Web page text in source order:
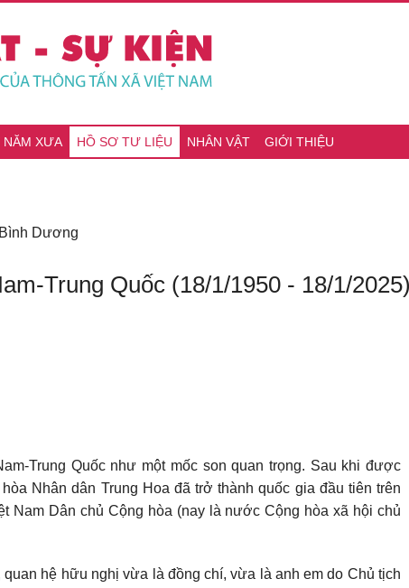
NĂM XƯA HỒ SƠ TƯ LIỆU NHÂN VẬT GIỚI THIỆU
Dương
Trung Quốc (18/1/1950 - 18/1/2025)
Trung Quốc như một mốc son quan trọng. Sau khi được
Nhân dân Trung Hoa đã trở thành quốc gia đầu tiên trên
Dân chủ Cộng hòa (nay là nước Cộng hòa xã hội chủ
hệ hữu nghị vừa là đồng chí, vừa là anh em do Chủ tịch